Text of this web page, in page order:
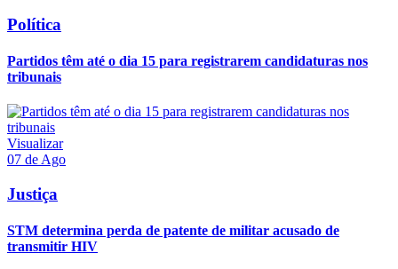
Política
Partidos têm até o dia 15 para registrarem candidaturas nos
tribunais
Visualizar
07 de Ago
Justiça
STM determina perda de patente de militar acusado de
transmitir HIV